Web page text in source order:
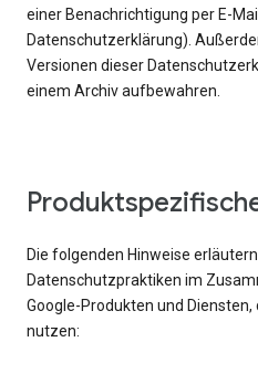
einer Benachrichtigung per E-
Datenschutzerklärung).
Versionen dieser
einem Archiv aufbewahren.
Die folgenden Hinweise
Datenschutzpraktiken im
Google-Produkten und
nutzen: